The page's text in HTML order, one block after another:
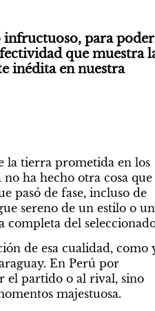
infructuoso, para poder
que muestra
inédita en nuestra
la tierra prometida en los
ha hecho otra cosa que
pasó de fase, incluso de
sereno de un estilo o
del
de esa cualidad, como
En Perú por
el partido o al rival, sino
majestuosa.